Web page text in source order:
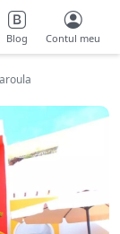
Blog Contul meu